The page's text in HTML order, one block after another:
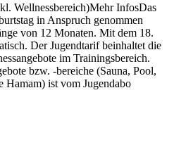
Wellnessbereich)Mehr InfosDas
in Anspruch genommen
von 12 Monaten. Mit dem 18.
Der Jugendtarif beinhaltet die
im Trainingsbereich.
bzw. -bereiche (Sauna, Pool,
Hamam) ist vom Jugendabo